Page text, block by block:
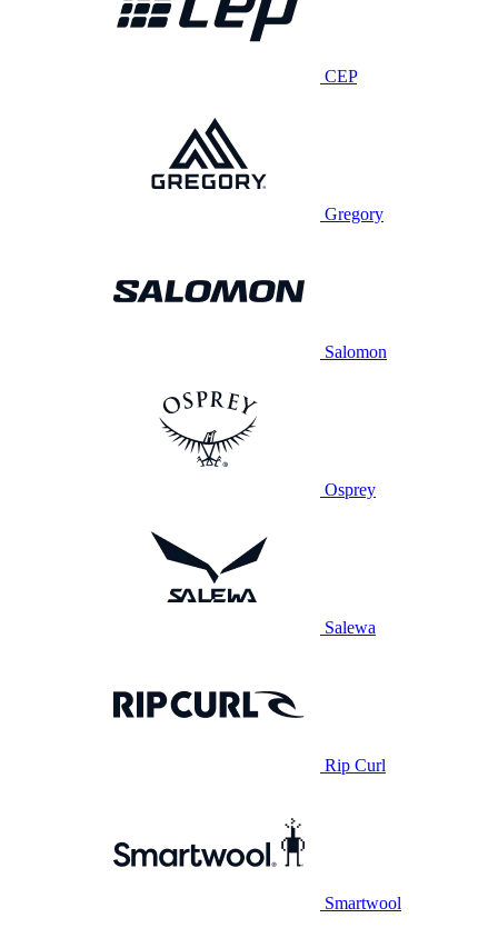
CEP
Gregory
Salomon
Osprey
Salewa
Rip Curl
Smartwool